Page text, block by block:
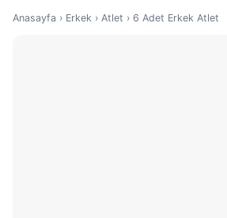
Anasayfa › Erkek › Atlet › 6 Adet Erkek Atlet